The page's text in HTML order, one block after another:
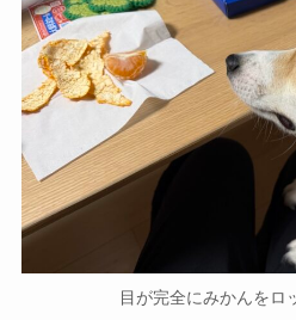
目が完全にみかんをロ